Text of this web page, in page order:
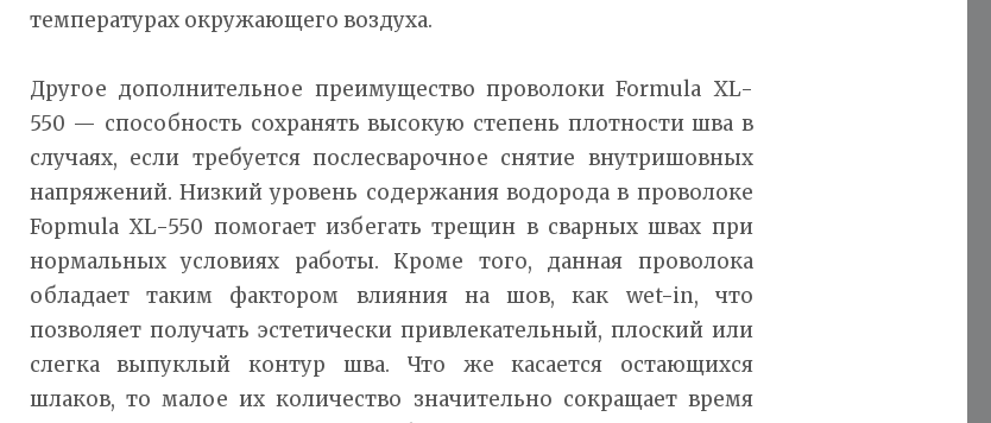
температурах окружающего воздуха.
Другое дополнительное преимущество проволоки Formula XL-
550 — способность сохранять высокую степень плотности шва в
случаях, если требуется послесварочное снятие внутришовных
напряжений. Низкий уровень содержания водорода в проволоке
Fopmula XL-550 помогает избегать трещин в сварных швах при
нормальных условиях работы. Кроме того, данная проволока
обладает таким фактором влияния на шов, как wet-in, что
позволяет получать эстетически привлекательный, плоский или
слегка выпуклый контур шва. Что же касается остающихся
шлаков, то малое их количество значительно сокращает время